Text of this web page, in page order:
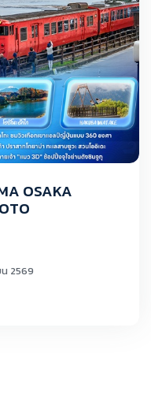
OSAKA
2569